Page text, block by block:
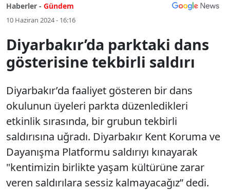
Haberler - Gündem
10 Haziran 2024 - 16:16
Diyarbakır’da parktaki dans
gösterisine tekbirli saldırı
Diyarbakır’da faaliyet gösteren bir dans
okulunun üyeleri parkta düzenledikleri
etkinlik sırasında, bir grubun tekbirli
saldırısına uğradı. Diyarbakır Kent Koruma ve
Dayanışma Platformu saldırıyı kınayarak
"kentimizin birlikte yaşam kültürüne zarar
veren saldırılara sessiz kalmayacağız” dedi.